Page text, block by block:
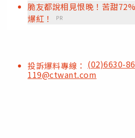
脆友都說相見恨晚！苦甜
爆紅！
PR
投訴爆料專線： (02)6630-
119@ctwant.com